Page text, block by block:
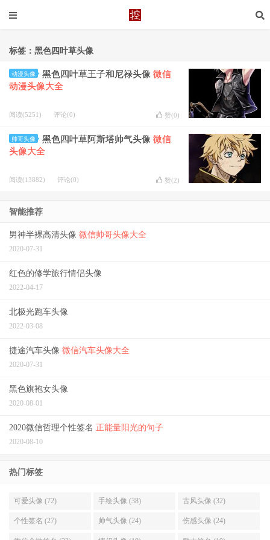
标签：黑色四叶草头像
动漫头像 黑色四叶草王子和尼禄头像 微信
动漫头像大全
阅读(5251) 评论(0) 赞(0)
帅哥头像 黑色四叶草阿斯塔帅气头像 微信
头像大全
阅读(13882) 评论(0) 赞(2)
智能推荐
男神半裸高清头像 微信帅哥头像大全
2020-07-31
红色的修学旅行情侣头像
2022-04-17
北极光跑车头像
2022-03-08
捷途汽车头像 微信汽车头像大全
2020-07-31
黑色旗袍女头像
2020-08-01
2020微信哲理个性签名 正能量阳光的句子
2020-08-10
热门标签
可爱头像 (72) 手绘头像 (38) 古风头像 (32)
个性签名 (27) 帅气头像 (24) 伤感头像 (24)